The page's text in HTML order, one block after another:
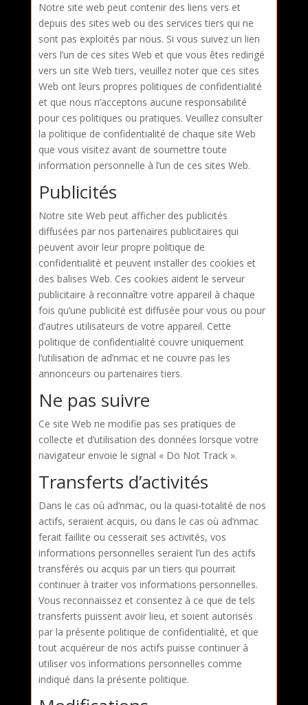
Notre site web peut contenir des liens vers et
depuis des sites web ou des services tiers qui ne
sont pas exploités par nous. Si vous suivez un lien
vers l’un de ces sites Web et que vous êtes redirigé
vers un site Web tiers, veuillez noter que ces sites
Web ont leurs propres politiques de confidentialité
et que nous n’acceptons aucune responsabilité
pour ces politiques ou pratiques. Veuillez consulter
la politique de confidentialité de chaque site Web
que vous visitez avant de soumettre toute
information personnelle à l’un de ces sites Web.
Publicités
Notre site Web peut afficher des publicités
diffusées par nos partenaires publicitaires qui
peuvent avoir leur propre politique de
confidentialité et peuvent installer des cookies et
des balises Web. Ces cookies aident le serveur
publicitaire à reconnaître votre appareil à chaque
fois qu’une publicité est diffusée pour vous ou pour
d’autres utilisateurs de votre appareil. Cette
politique de confidentialité couvre uniquement
l’utilisation de ad’nmac et ne couvre pas les
annonceurs ou partenaires tiers.
Ne pas suivre
Ce site Web ne modifie pas ses pratiques de
collecte et d’utilisation des données lorsque votre
navigateur envoie le signal « Do Not Track ».
Transferts d’activités
Dans le cas où ad’nmac, ou la quasi-totalité de nos
actifs, seraient acquis, ou dans le cas où ad’nmac
ferait faillite ou cesserait ses activités, vos
informations personnelles seraient l’un des actifs
transférés ou acquis par un tiers qui pourrait
continuer à traiter vos informations personnelles.
Vous reconnaissez et consentez à ce que de tels
transferts puissent avoir lieu, et soient autorisés
par la présente politique de confidentialité, et que
tout acquéreur de nos actifs puisse continuer à
utiliser vos informations personnelles comme
indiqué dans la présente politique.